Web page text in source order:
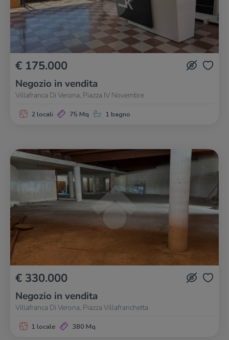
€ 175.000
Negozio in vendita
Villafranca Di Verona, Piazza IV Novembre
2 locali 75 Mq 1 bagno
€ 330.000
Negozio in vendita
Villafranca Di Verona, Piazza Villafranchetta
1 locale 380 Mq